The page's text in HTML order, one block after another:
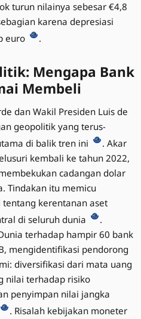
turun nilainya sebesar €4,8
karena depresiasi
euro
.
Mengapa Bank
Membeli
dan Wakil Presiden Luis de
geopolitik yang terus-
di balik tren ini
. Akar
kembali ke tahun 2022,
cadangan dolar
Tindakan itu memicu
kerentanan aset
di seluruh dunia
.
terhadap hampir 60 bank
mengidentifikasi pendorong
diversifikasi dari mata uang
nilai terhadap risiko
penyimpan nilai jangka
. Risalah kebijakan moneter